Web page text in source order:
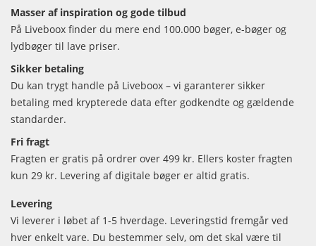
Masser af inspiration og gode tilbud
På Liveboox finder du mere end 100.000 bøger, e-bøger og
lydbøger til lave priser.
Sikker betaling
Du kan trygt handle på Liveboox – vi garanterer sikker
betaling med krypterede data efter godkendte og gældende
standarder.
Fri fragt
Fragten er gratis på ordrer over 499 kr. Ellers koster fragten
kun 29 kr. Levering af digitale bøger er altid gratis.
Levering
Vi leverer i løbet af 1-5 hverdage. Leveringstid fremgår ved
hver enkelt vare. Du bestemmer selv, om det skal være til